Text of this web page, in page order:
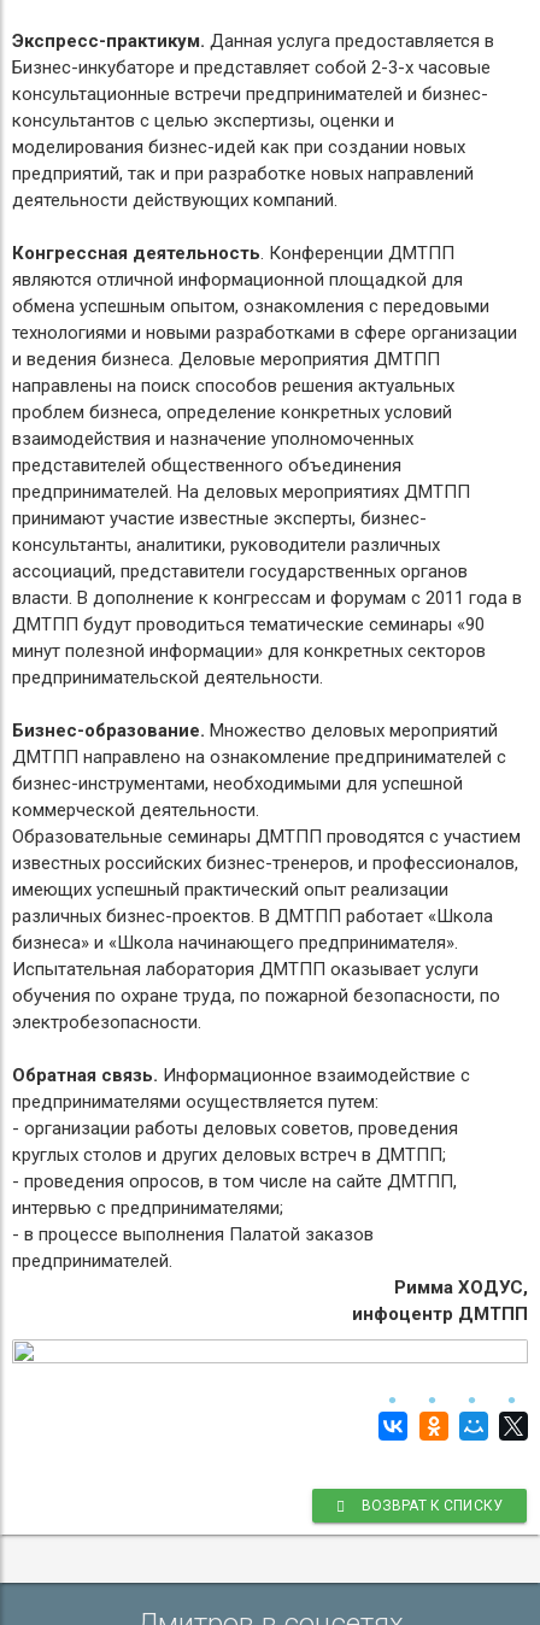
Экспресс-практикум. Данная услуга предоставляется в
Бизнес-инкубаторе и представляет собой 2-3-х часовые
консультационные встречи предпринимателей и бизнес-
консультантов с целью экспертизы, оценки и
моделирования бизнес-идей как при создании новых
предприятий, так и при разработке новых направлений
деятельности действующих компаний.
Конгрессная деятельность. Конференции ДМТПП
являются отличной информационной площадкой для
обмена успешным опытом, ознакомления с передовыми
технологиями и новыми разработками в сфере организации
и ведения бизнеса. Деловые мероприятия ДМТПП
направлены на поиск способов решения актуальных
проблем бизнеса, определение конкретных условий
взаимодействия и назначение уполномоченных
представителей общественного объединения
предпринимателей. На деловых мероприятиях ДМТПП
принимают участие известные эксперты, бизнес-
консультанты, аналитики, руководители различных
ассоциаций, представители государственных органов
власти. В дополнение к конгрессам и форумам с 2011 года в
ДМТПП будут проводиться тематические семинары «90
минут полезной информации» для конкретных секторов
предпринимательской деятельности.
Бизнес-образование. Множество деловых мероприятий
ДМТПП направлено на ознакомление предпринимателей с
бизнес-инструментами, необходимыми для успешной
коммерческой деятельности.
Образовательные семинары ДМТПП проводятся с участием
известных российских бизнес-тренеров, и профессионалов,
имеющих успешный практический опыт реализации
различных бизнес-проектов. В ДМТПП работает «Школа
бизнеса» и «Школа начинающего предпринимателя».
Испытательная лаборатория ДМТПП оказывает услуги
обучения по охране труда, по пожарной безопасности, по
электробезопасности.
Обратная связь. Информационное взаимодействие с
предпринимателями осуществляется путем:
- организации работы деловых советов, проведения
круглых столов и других деловых встреч в ДМТПП;
- проведения опросов, в том числе на сайте ДМТПП,
интервью с предпринимателями;
- в процессе выполнения Палатой заказов
предпринимателей.
Римма ХОДУС,
инфоцентр ДМТПП
ВОЗВРАТ К СПИСКУ